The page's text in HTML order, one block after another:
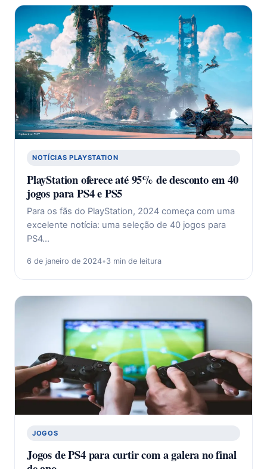
NOTÍCIAS PLAYSTATION
PlayStation oferece até 95% de desconto em 40
jogos para PS4 e PS5
Para os fãs do PlayStation, 2024 começa com uma
excelente notícia: uma seleção de 40 jogos para
PS4…
6 de janeiro de 2024•3 min de leitura
JOGOS
Jogos de PS4 para curtir com a galera no final